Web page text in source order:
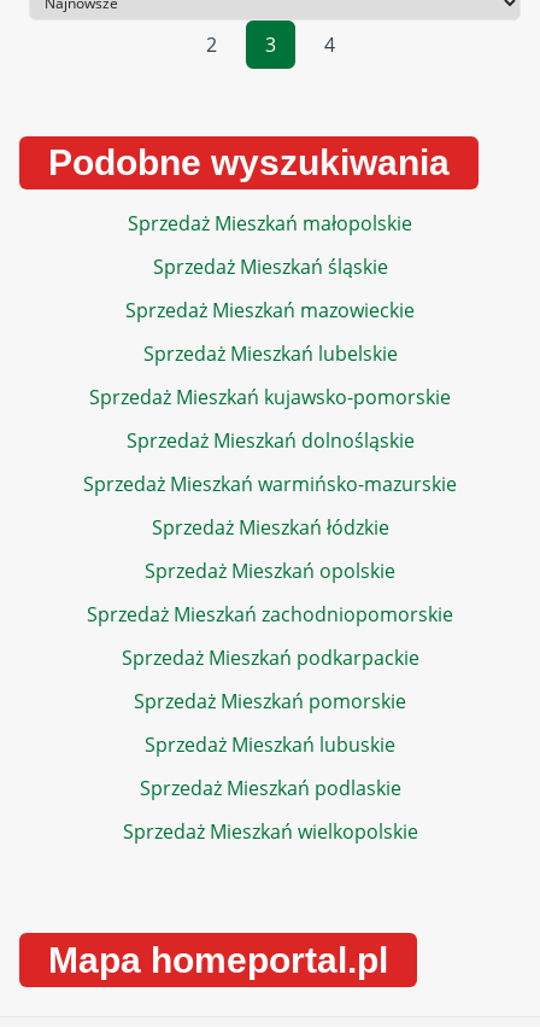
Sortowanie
2
3 4
Podobne wyszukiwania
Sprzedaż Mieszkań małopolskie
Sprzedaż Mieszkań śląskie
Sprzedaż Mieszkań mazowieckie
Sprzedaż Mieszkań lubelskie
Sprzedaż Mieszkań kujawsko-pomorskie
Sprzedaż Mieszkań dolnośląskie
Sprzedaż Mieszkań warmińsko-mazurskie
Sprzedaż Mieszkań łódzkie
Sprzedaż Mieszkań opolskie
Sprzedaż Mieszkań zachodniopomorskie
Sprzedaż Mieszkań podkarpackie
Sprzedaż Mieszkań pomorskie
Sprzedaż Mieszkań lubuskie
Sprzedaż Mieszkań podlaskie
Sprzedaż Mieszkań wielkopolskie
Mapa homeportal.pl